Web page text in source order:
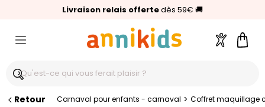
Livraison relais offertedès 59€ 🚚
🥇Palmarès Capital 2025 :Annikids N°1
⭐⭐⭐⭐⭐4,6/5(24 000 avis clients)
Compte
Retour Carnaval pour enfants - carnaval > Coffret maquillage